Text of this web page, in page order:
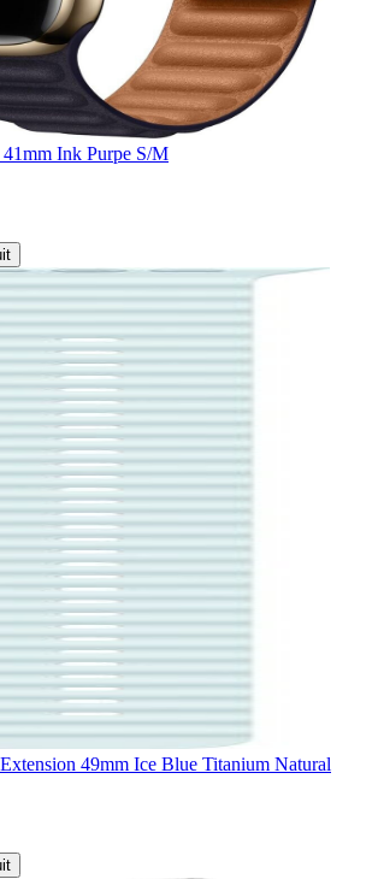
Ink Purpe S/M
49mm Ice Blue Titanium Natural